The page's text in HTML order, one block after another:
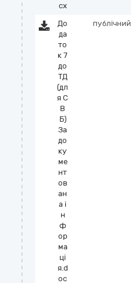
cx
До
да
то
к 7
до
ТД
(дл
я С
В
Б)
За
до
ку
ме
нт
ов
ан
а і
н
ф
ор
ма
ці
я.d
oc
публічний